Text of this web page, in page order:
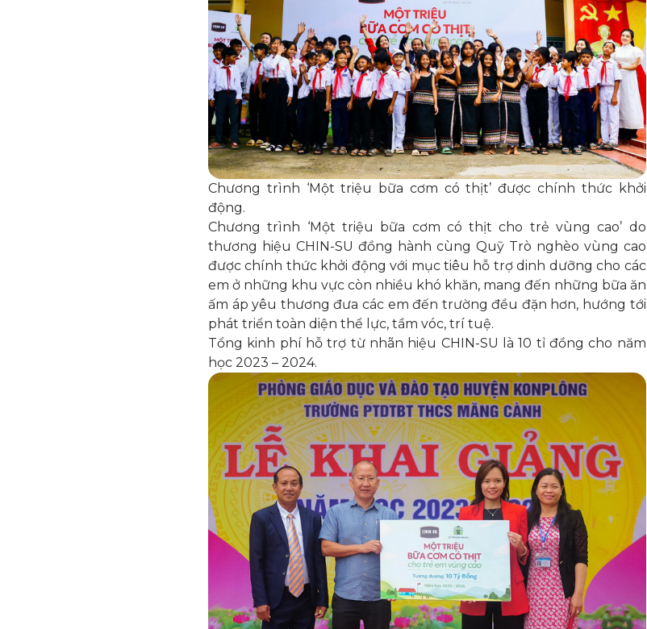
Chương trình ‘Một triệu bữa cơm có thịt’ được chính thức khởi
động.
Chương trình ‘Một triệu bữa cơm có thịt cho trẻ vùng cao’ do
thương hiệu CHIN-SU đồng hành cùng Quỹ Trò nghèo vùng cao
được chính thức khởi động với mục tiêu hỗ trợ dinh dưỡng cho các
em ở những khu vực còn nhiều khó khăn, mang đến những bữa ăn
ấm áp yêu thương đưa các em đến trường đều đặn hơn, hướng tới
phát triển toàn diện thể lực, tầm vóc, trí tuệ.
Tổng kinh phí hỗ trợ từ nhãn hiệu CHIN-SU là 10 tỉ đồng cho năm
học 2023 – 2024.